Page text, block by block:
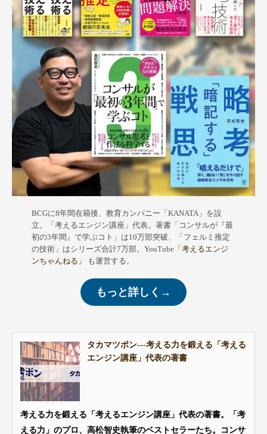
BCGに8年間在籍後、教育カンパニー「KANATA」を設
立。「考えるエンジン講座」代表。著書「コンサルが『最
初の3年間』で学ぶコト」は10万部突破、「フェルミ推定
の技術」はシリーズ合計7万部。YouTube「考えるエンジ
ンちゃんねる」
も運営する。
もっと詳しく→
タカマツボン---考える力を鍛える「考える
エンジン講座」代表の著書
考える力を鍛える「考えるエンジン講座」代表の著書。「考
える力」のプロ、高松智史執筆のベストセラーたち。コンサ